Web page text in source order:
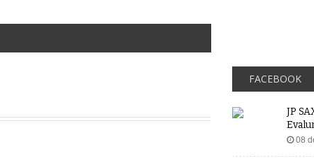
FACEBOOK
JP
08